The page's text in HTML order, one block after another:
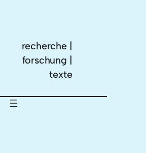
recherche |
forschung |
texte